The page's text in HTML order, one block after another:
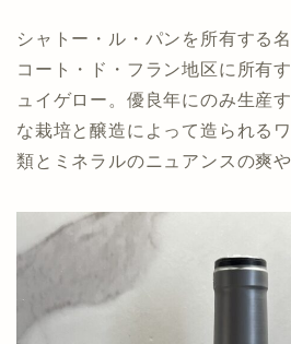
シャトー・ル・パンを所有する
コート・ド・フラン地区に所有
ュイゲロー。優良年にのみ生産
な栽培と醸造によって造られる
類とミネラルのニュアンスの爽や